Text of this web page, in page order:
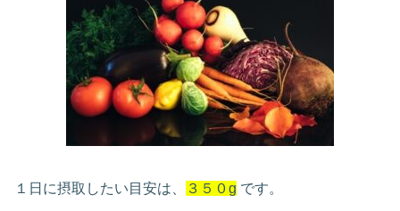
１日に摂取したい目安は、 ３５０g です。